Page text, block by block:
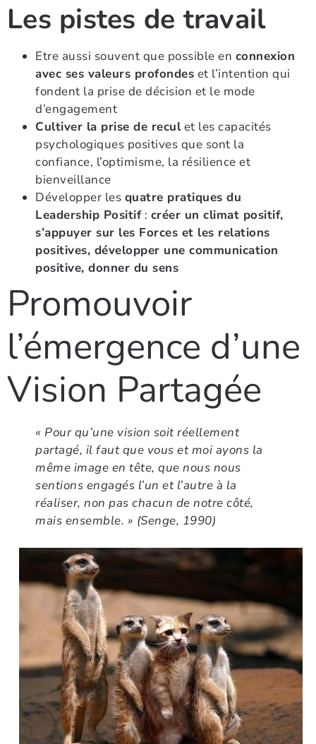
Les pistes de travail
Etre aussi souvent que possible en connexion
avec ses valeurs profondes et l’intention qui
fondent la prise de décision et le mode
d’engagement
Cultiver la prise de reculet les capacités
psychologiques positives que sont la
confiance, l’optimisme, la résilience et
bienveillance
Développer les quatre pratiques du
Leadership Positif: créer un climat positif,
s’appuyer sur les Forces et les relations
positives, développer une communication
positive, donner du sens
Promouvoir
l’émergence d’une
Vision Partagée
« Pour qu’une vision soit réellement
partagé, il faut que vous et moi ayons la
même image en tête, que nous nous
sentions engagés l’un et l’autre à la
réaliser, non pas chacun de notre côté,
mais ensemble. » (Senge, 1990)